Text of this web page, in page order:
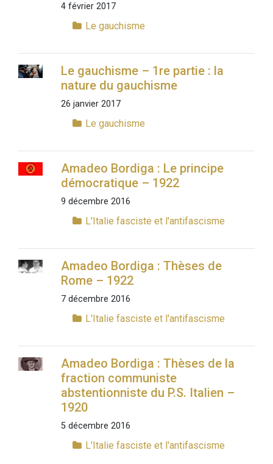
4 février 2017
Le gauchisme
Le gauchisme – 1re partie : la
nature du gauchisme
26 janvier 2017
Le gauchisme
Amadeo Bordiga : Le principe
démocratique – 1922
9 décembre 2016
L'Italie fasciste et l'antifascisme
Amadeo Bordiga : Thèses de
Rome – 1922
7 décembre 2016
L'Italie fasciste et l'antifascisme
Amadeo Bordiga : Thèses de la
fraction communiste
abstentionniste du P.S. Italien –
1920
5 décembre 2016
L'Italie fasciste et l'antifascisme